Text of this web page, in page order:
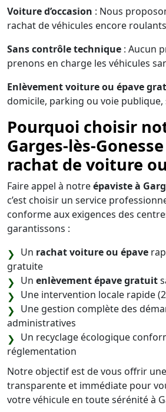
Voiture d’occasion : Nous
rachat de véhicules encore
Sans contrôle technique : Aucun
prenons en charge les véhicules
Enlèvement voiture ou épave
domicile, parking ou voie publique,
Pourquoi choisir
Garges-lès-
rachat de voiture
Faire appel à notreépaviste à
c’est choisir un service
conforme aux exigences des
garantissons :
Un rachat voiture ou épave
gratuite
Un enlèvement épave gratuit
Une intervention locale rapide
Une gestion complète des
administratives
Un recyclage écologique
réglementation
Notre objectif est de vous offrir
transparente et immédiate pour
votre véhicule en toute sérénité à